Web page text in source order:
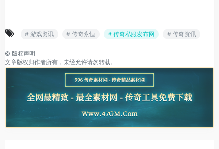
# 游戏资讯 # 传奇永恒 # 传奇私服发布网 # 传奇资讯
© 版权声明
文章版权归作者所有，未经允许请勿转载。